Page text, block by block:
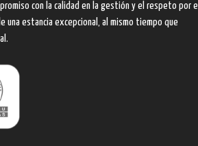
con la calidad en la gestión y el respeto por el
estancia excepcional, al mismo tiempo que